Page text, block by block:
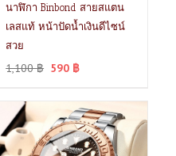
นาฬิกา Binbond สายสแตน
เลสแท้ หน้าปัดน้ำเงินดีไซน์
สวย
1,100฿ 590 ฿